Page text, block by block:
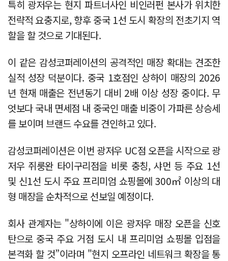
특히 광저우는 현지 파트너사인 비인러펀 본사가 위치한
전략적 요충지로, 향후 중국 1선 도시 확장의 전초기지 역
할을 할 것으로 기대된다.
이 같은 감성코퍼레이션의 공격적인 매장 확대는 견조한
실적 성장 덕분이다. 중국 1호점인 상하이 매장의 2026
년 현재 매출은 전년동기 대비 2배 이상 성장 중이다. 무
엇보다 국내 면세점 내 중국인 매출 비중이 가파른 상승세
를 보이며 브랜드 수요를 견인하고 있다.
감성코퍼레이션은 이번 광저우 UC점 오픈을 시작으로 광
저우 쥐룽완 타이구리점을 비롯 충칭, 샤먼 등 주요 1선
및 신1선 도시 주요 프리미엄 쇼핑몰에 300㎡ 이상의 대
형 매장을 순차적으로 선보일 예정이다.
회사 관계자는 "상하이에 이은 광저우 매장 오픈을 신호
탄으로 중국 주요 거점 도시 내 프리미엄 쇼핑몰 입점을
본격화 할 것”이라며 "현지 오프라인 네트워크 확장을 통